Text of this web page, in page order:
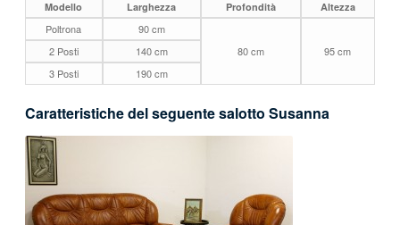
Modello Larghezza Profondità Altezza
Poltrona
90 cm
80 cm
95 cm
2 Posti
140 cm
3 Posti
190 cm
Caratteristiche del seguente salotto Susanna